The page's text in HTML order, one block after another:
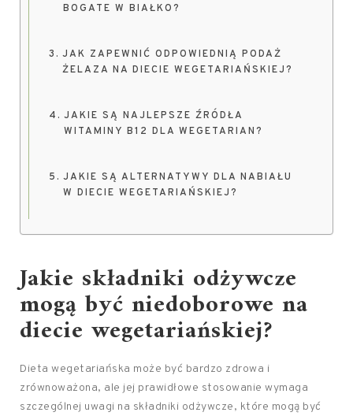
BOGATE W BIAŁKO?
JAK ZAPEWNIĆ ODPOWIEDNIĄ PODAŻ
ŻELAZA NA DIECIE WEGETARIAŃSKIEJ?
JAKIE SĄ NAJLEPSZE ŹRÓDŁA
WITAMINY B12 DLA WEGETARIAN?
JAKIE SĄ ALTERNATYWY DLA NABIAŁU
W DIECIE WEGETARIAŃSKIEJ?
Jakie składniki odżywcze
mogą być niedoborowe na
diecie wegetariańskiej?
Dieta wegetariańska może być bardzo zdrowa i
zrównoważona, ale jej prawidłowe stosowanie wymaga
szczególnej uwagi na składniki odżywcze, które mogą być